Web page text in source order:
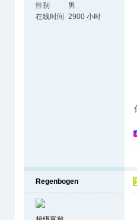
性别
男
在线时间
2900 小时
Regenbogen